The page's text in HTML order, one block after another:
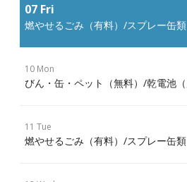
07 Fri
燃やせるごみ（有料）/スプレー缶類
10 Mon
びん・缶・ペット（無料）/乾電池（
11 Tue
燃やせるごみ（有料）/スプレー缶類